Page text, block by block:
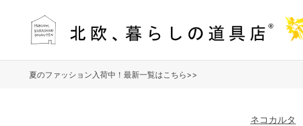
夏のファッション入荷中！最新一覧はこちら>>
ネコカルタ